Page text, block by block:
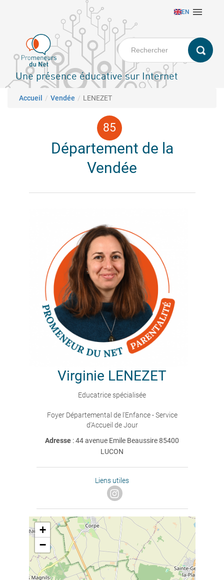
principal
EN 
Une présence éducative sur Internet
Fil d'Ariane
Accueil Vendée LENEZET
Département de la
Vendée
Virginie LENEZET
Educatrice spécialisée
Foyer Départemental de l'Enfance - Service
d'Accueil de Jour
Adresse : 44 avenue Emile Beaussire 85400
LUCON
Liens utiles
+
−